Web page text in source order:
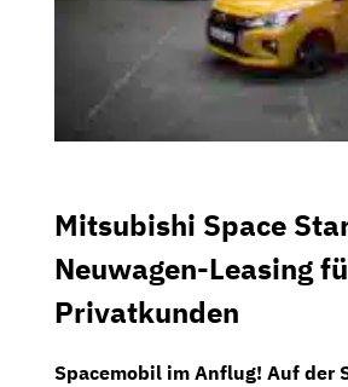
Mitsubishi Space
Neuwagen-Leasing
Privatkunden
Spacemobil im Anflug! Auf der